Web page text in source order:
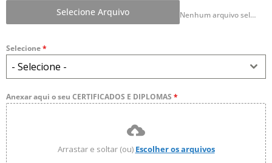
Selecione Arquivo Nenhum arquivo selecionado ainda
Selecione*
- Selecione -
Anexar aqui o seu CERTIFICADOS E DIPLOMAS *
Arrastar e soltar (ou) Escolher os arquivos